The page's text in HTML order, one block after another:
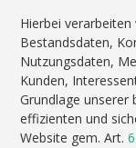
Hierbei
Bestandsdaten,
Nutzungsdaten,
Kunden,
Grundlage unserer
effizienten und
Website gem. Art.6